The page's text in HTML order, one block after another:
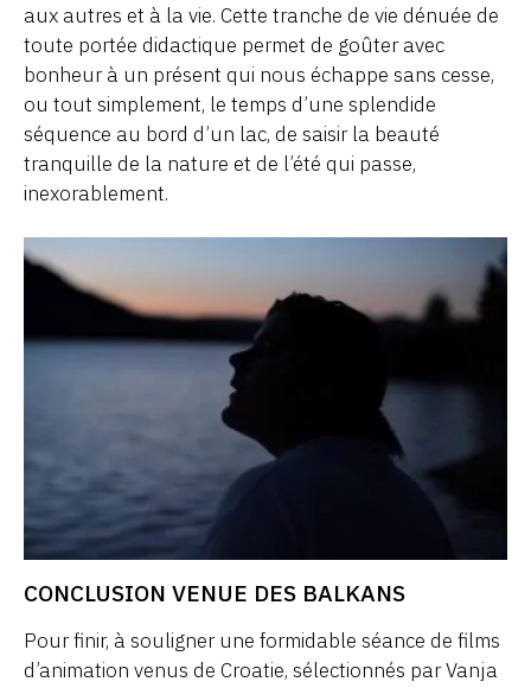
aux autres et à la vie. Cette tranche de vie dénuée de
toute portée didactique permet de goûter avec
bonheur à un présent qui nous échappe sans cesse,
ou tout simplement, le temps d’une splendide
séquence au bord d’un lac, de saisir la beauté
tranquille de la nature et de l’été qui passe,
inexorablement.
CONCLUSION VENUE DES BALKANS
Pour finir, à souligner une formidable séance de films
d’animation venus de Croatie, sélectionnés par Vanja